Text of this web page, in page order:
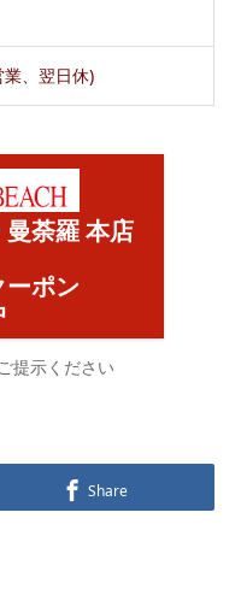
、翌日休)
荼羅 本店
ポン
提示ください
Share